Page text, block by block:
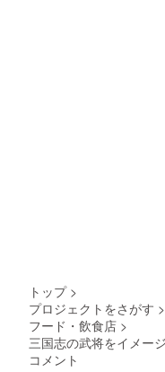
トップ >
プロジェクトをさがす >
フード・飲食店 >
三国志の武将をイメー
コメント